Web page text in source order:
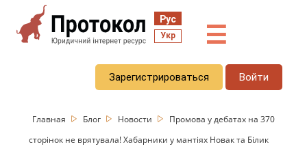
Рус
Укр ☰
Зарегистрироваться Войти
Главная Блог Новости
Промова у дебатах на 370
сторінок не врятувала! Хабарники у мантіях Новак та Білик